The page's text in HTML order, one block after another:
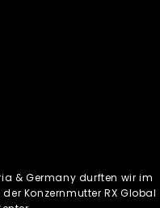
& Germany durften wir im
Konzernmutter RX Global